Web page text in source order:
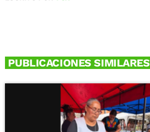
PUBLICACIONES SIMILARES